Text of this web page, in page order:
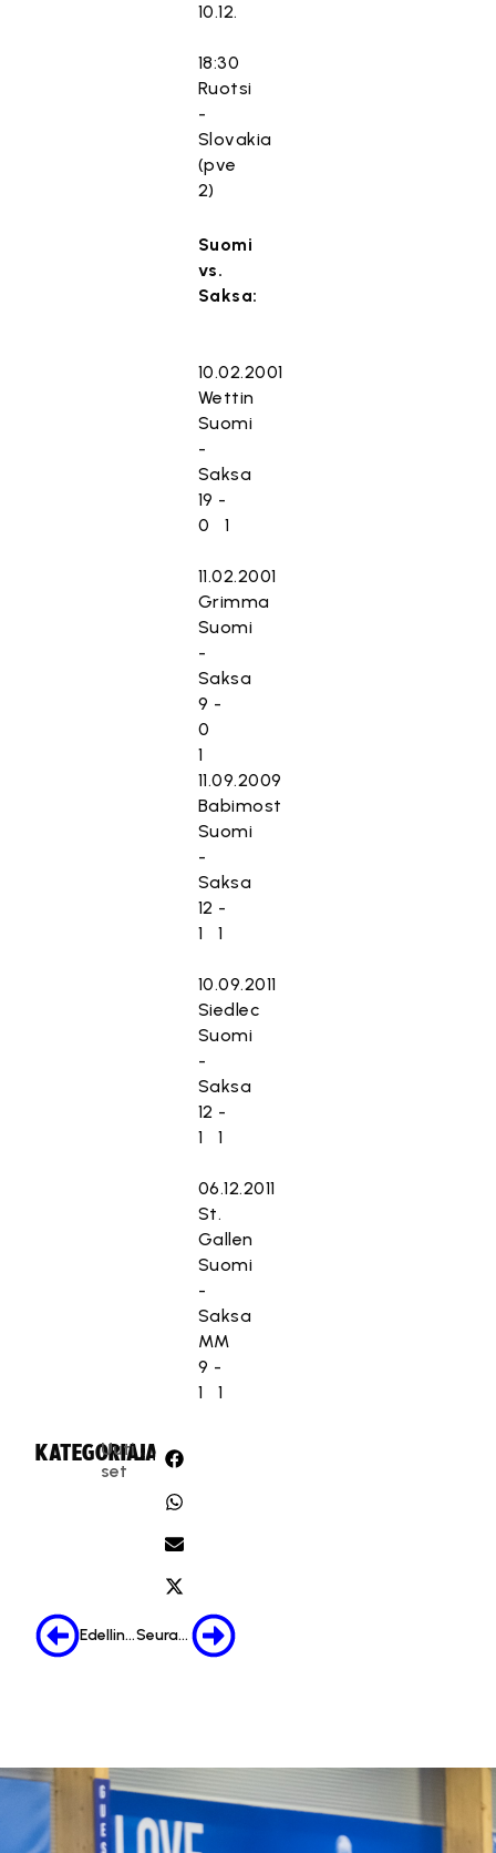
10.12.
18:30
Ruotsi
-
Slovakia
(pve
2)
Suomi
vs.
Saksa:
10.02.2001
Wettin
Suomi
-
Saksa
19 -
0 1
11.02.2001
Grimma
Suomi
-
Saksa
9 -
0
1
11.09.2009
Babimost
Suomi
-
Saksa
12 -
1 1
10.09.2011
Siedlec
Suomi
-
Saksa
12 -
1 1
06.12.2011
St.
Gallen
Suomi
-
Saksa
MM
9 -
1 1
KATEGORIA:
Uuti
set
JAA:
Edellinen Seuraava